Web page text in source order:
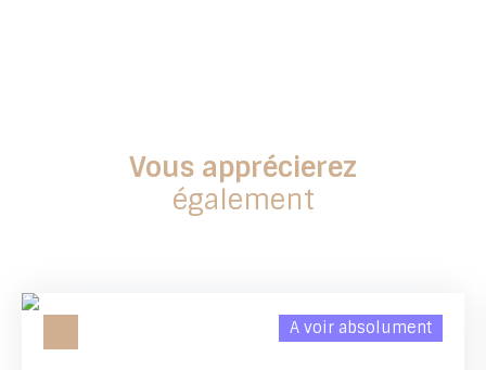
Vous apprécierez
également
A voir absolument